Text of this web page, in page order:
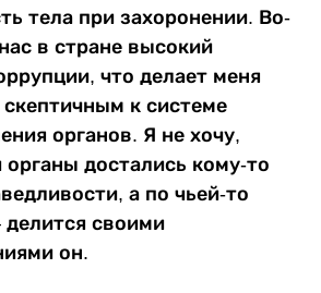
тела при захоронении. Во-
в стране высокий
что делает меня
к системе
органов. Я не хочу,
достались кому-то
а по чьей-то
делится своими
он.